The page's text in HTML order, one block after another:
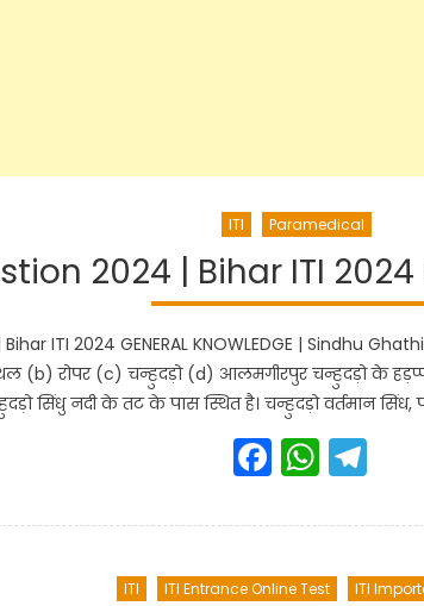
ITI Paramedical
2024 | Bihar ITI 2024
ITI 2024 GENERAL KNOWLEDGE | Sindhu
(b) रोपर (c) चन्हुदड़ो (d) आलमगीरपुर चन्हुदड़ो के
सिंधु नदी के तट के पास स्थित है। चन्हुदड़ो वर्तमान सिंध,
Facebook
ITI ITI Entrance Online Test ITI